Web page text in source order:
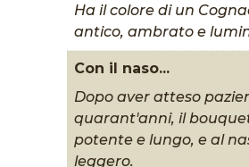
Ha il colore di un
antico, ambrato e
Con il naso...
Dopo aver atteso
quarant'anni, il
potente e lungo, e al
leggero.